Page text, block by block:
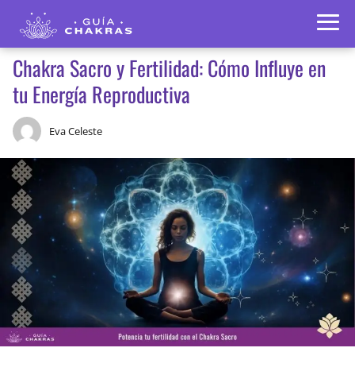
Chakra Sacro y Fertilidad: Cómo Influye en
tu Energía Reproductiva
Eva Celeste